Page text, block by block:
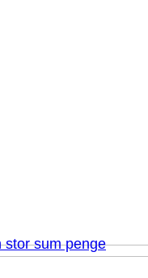
stor sum penge